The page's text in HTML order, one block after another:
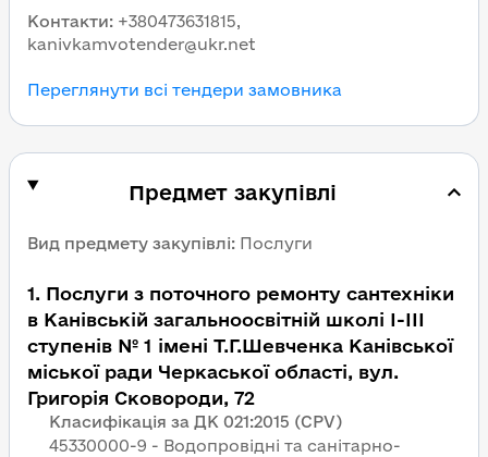
Контакти: +380473631815,
kanivkamvotender@ukr.net
Переглянути всі тендери замовника
Предмет закупівлі
Вид предмету закупівлі: Послуги
1. Послуги з поточного ремонту сантехніки
в Канівській загальноосвітній школі І-ІІІ
ступенів № 1 імені Т.Г.Шевченка Канівської
міської ради Черкаської області, вул.
Григорія Сковороди, 72
Класифікація за ДК 021:2015 (CPV)
45330000-9 - Водопровідні та санітарно-